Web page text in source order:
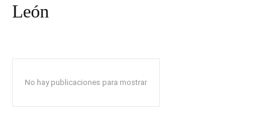
León
No hay publicaciones para mostrar